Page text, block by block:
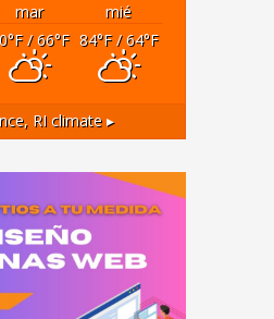
mar
mié
°F/ 66°F 84°F/ 64°F
RI climate ▸